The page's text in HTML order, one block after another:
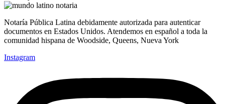
Notaría Pública Latina debidamente autorizada para autenticar
documentos en Estados Unidos. Atendemos en español a toda la
comunidad hispana de Woodside, Queens, Nueva York
Instagram